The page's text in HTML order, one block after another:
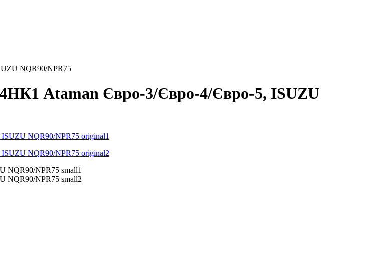
NQR90/NPR75
Ataman Євро-3/Євро-4/Євро-5, ISUZU